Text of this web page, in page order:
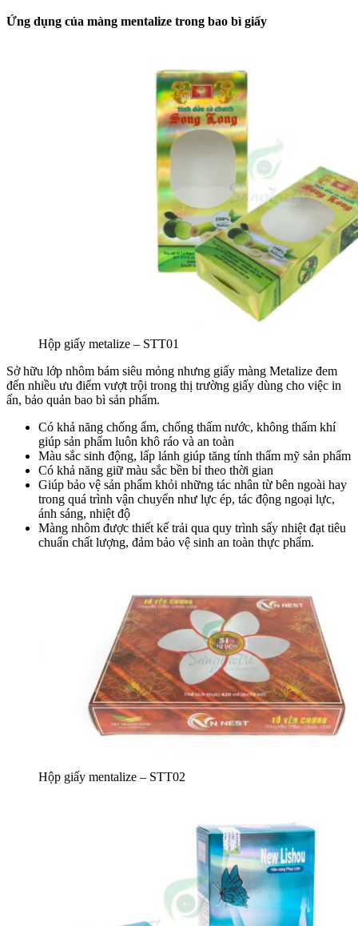
Ứng dụng của màng mentalize trong bao bì giấy
Hộp giấy metalize – STT01
Sở hữu lớp nhôm bám siêu mỏng nhưng giấy màng Metalize đem
đến nhiều ưu điểm vượt trội trong thị trường giấy dùng cho việc in
ấn, bảo quản bao bì sản phẩm.
Có khả năng chống ẩm, chống thấm nước, không thấm khí
giúp sản phẩm luôn khô ráo và an toàn
Màu sắc sinh động, lấp lánh giúp tăng tính thẩm mỹ sản phẩm
Có khả năng giữ màu sắc bền bỉ theo thời gian
Giúp bảo vệ sản phẩm khỏi những tác nhân từ bên ngoài hay
trong quá trình vận chuyển như lực ép, tác động ngoại lực,
ánh sáng, nhiệt độ
Màng nhôm được thiết kế trải qua quy trình sấy nhiệt đạt tiêu
chuẩn chất lượng, đảm bảo vệ sinh an toàn thực phẩm.
Hộp giấy mentalize – STT02